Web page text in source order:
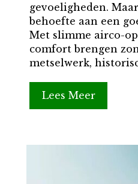
gevoeligheden.
behoefte aan een
Met slimme airco-
comfort brengen
metselwerk,
Lees Meer